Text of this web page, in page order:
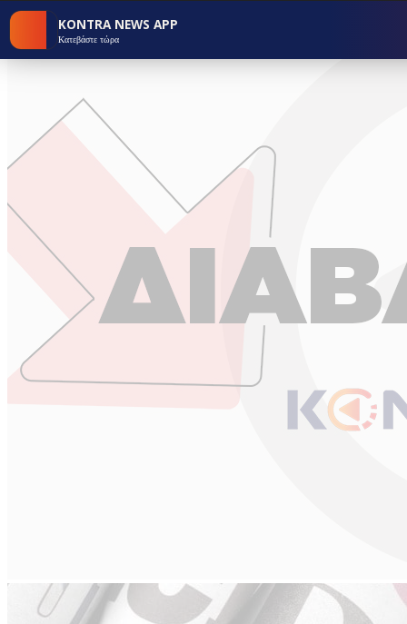
KONTRA NEWS APP
Κατεβάστε τώρα